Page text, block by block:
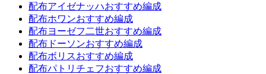
配布アイゼナッハおすすめ編成
配布ホワンおすすめ編成
配布ヨーゼフ二世おすすめ編成
配布ドーソンおすすめ編成
配布ボリスおすすめ編成
配布パトリチェフおすすめ編成